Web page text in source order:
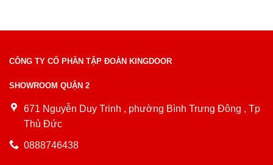
CÔNG TY CỔ PHẦN TẬP ĐOÀN KINGDOOR
SHOWROOM QUẬN 2
671 Nguyễn Duy Trinh , phường Bình Trưng Đông , Tp
Thủ Đức
0888746438